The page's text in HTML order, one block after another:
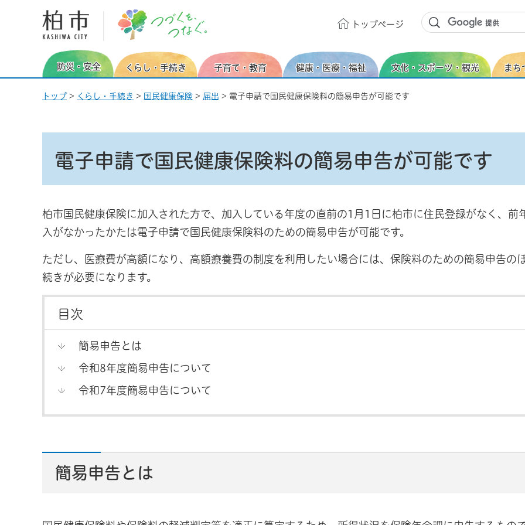
柏市 つづくを、つなぐ。
トップページ
防災・安全 くらし・手続き 子育て・教育 健康・医療・福祉 文化・スポーツ・観光 まち
トップ > くらし・手続き > 国民健康保険 > 届出 > 電子申請で国民健康保険料の簡易申告が可能です
電子申請で国民健康保険料の簡易申告が可能です
柏市国民健康保険に加入された方で、加入している年度の直前の1月1日に柏市に住民登録がなく、前
入がなかったかたは電子申請で国民健康保険料のための簡易申告が可能です。
ただし、医療費が高額になり、高額療養費の制度を利用したい場合には、保険料のための簡易申告の
続きが必要になります。
目次
簡易申告とは
令和8年度簡易申告について
令和7年度簡易申告について
簡易申告とは